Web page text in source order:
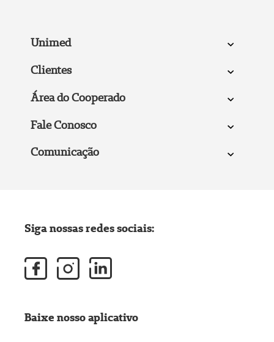
Unimed
Clientes
Área do Cooperado
Fale Conosco
Comunicação
Siga nossas redes sociais:
Baixe nosso aplicativo